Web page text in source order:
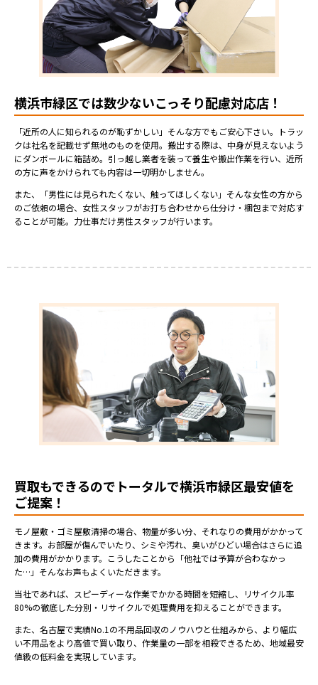
横浜市緑区では数少ないこっそり配慮対応店！
「近所の人に知られるのが恥ずかしい」そんな方でもご安心下さい。トラッ
クは社名を記載せず無地のものを使用。搬出する際は、中身が見えないよう
にダンボールに箱詰め。引っ越し業者を装って養生や搬出作業を行い、近所
の方に声をかけられても内容は一切明かしません。
また、「男性には見られたくない、触ってほしくない」そんな女性の方から
のご依頼の場合、女性スタッフがお打ち合わせから仕分け・梱包まで対応す
ることが可能。力仕事だけ男性スタッフが行います。
買取もできるのでトータルで横浜市緑区最安値を
ご提案！
モノ屋敷・ゴミ屋敷清掃の場合、物量が多い分、それなりの費用がかかって
きます。お部屋が傷んでいたり、シミや汚れ、臭いがひどい場合はさらに追
加の費用がかかります。こうしたことから「他社では予算が合わなかっ
た…」そんなお声もよくいただきます。
当社であれば、スピーディーな作業でかかる時間を短縮し、リサイクル率
80%の徹底した分別・リサイクルで処理費用を抑えることができます。
また、名古屋で実績No.1の不用品回収のノウハウと仕組みから、より幅広
い不用品をより高値で買い取り、作業量の一部を相殺できるため、地域最安
値級の低料金を実現しています。